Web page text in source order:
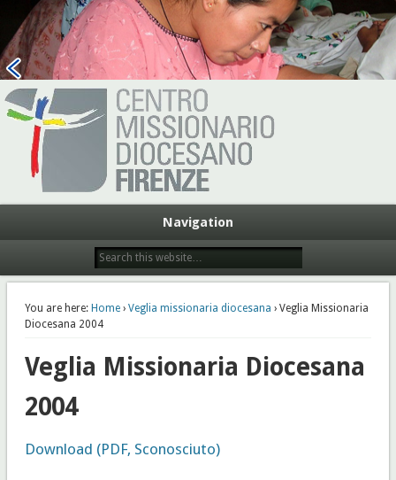
Centro Missionario Diocesano
Firenze
Navigation
You are here: Home› Veglia missionaria diocesana › Veglia Missionaria
Diocesana 2004
Veglia Missionaria Diocesana
2004
Download (PDF, Sconosciuto)